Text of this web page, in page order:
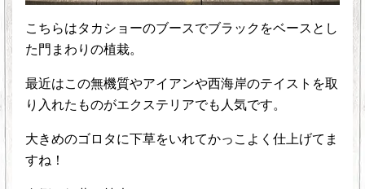
こちらはタカショーのブースでブラックをベースとし
た門まわりの植栽。
最近はこの無機質やアイアンや西海岸のテイストを取
り入れたものがエクステリアでも人気です。
大きめのゴロタに下草をいれてかっこよく仕上げてま
すね！